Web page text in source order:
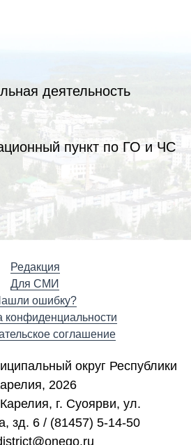
деятельность
пункт по ГО и ЧС
Редакция
Для СМИ
ошибку?
конфиденциальности
соглашение
округ Республики
2026
г. Cуоярви, ул.
зд. 6 / (81457) 5-14-50